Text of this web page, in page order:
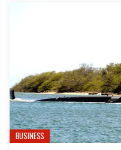
BUSINESS